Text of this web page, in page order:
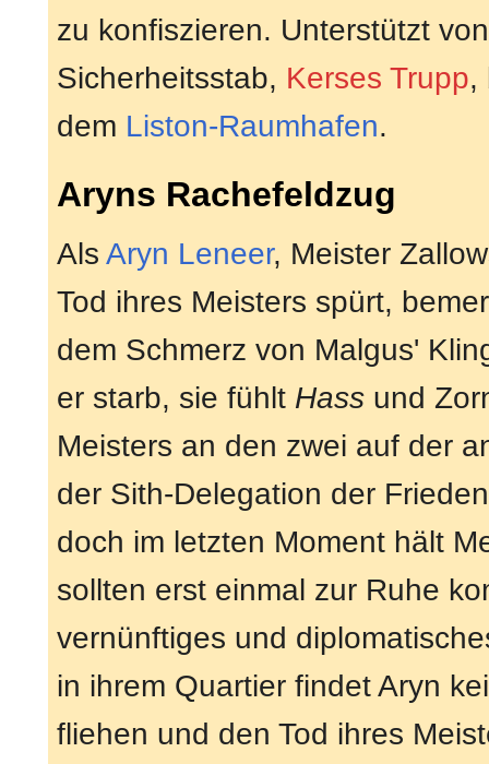
zu konfiszieren. Unterstützt
Sicherheitsstab, Kerses Trupp,
dem Liston-Raumhafen.
Aryns Rachefeldzug
Als Aryn Leneer, Meister
Tod ihres Meisters spürt,
dem Schmerz von Malgus'
er starb, sie fühlt Hass und
Meisters an den zwei auf der
der Sith-Delegation der
doch im letzten Moment hält
sollten erst einmal zur Ruhe
vernünftiges und
in ihrem Quartier findet Aryn
fliehen und den Tod ihres